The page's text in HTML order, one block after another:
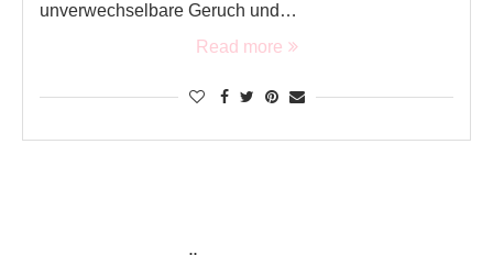
unverwechselbare Geruch und…
Read more